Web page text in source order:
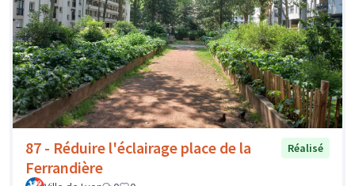
87 - Réduire l'éclairage place de la
Ferrandière
Réalisé